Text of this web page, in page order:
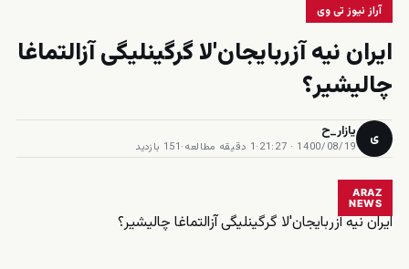
آراز نیوز تی وی
ایران نیه آزربایجان'لا گرگینلیگی آزالتماغا
چالیشیر؟
ی یازار_ح
1400/08/19 · 21:27
·1 دقیقه مطالعه ·151 بازدید
ARAZ
NEWS
ایران نیه آزربایجان'لا گرگینلیگی آزالتماغا چالیشیر؟